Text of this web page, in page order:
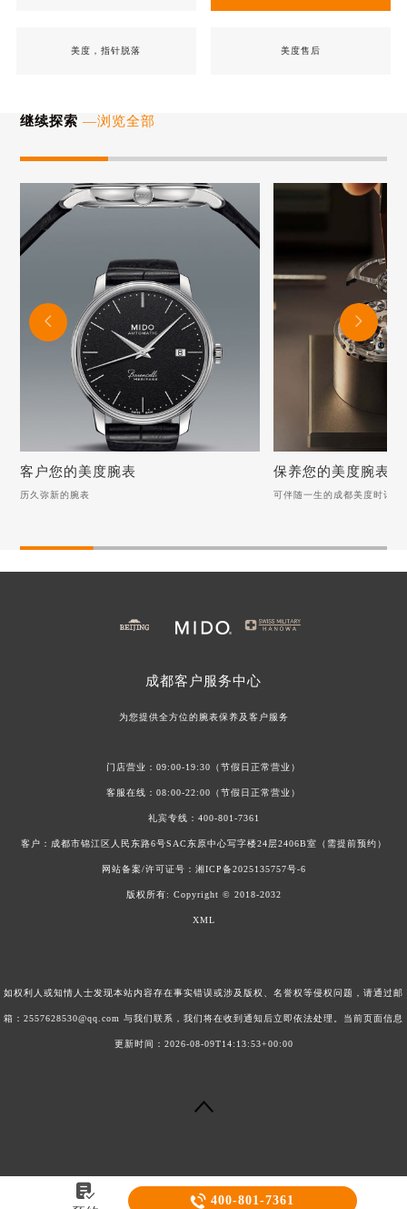
美度，指针脱落 美度售后
继续探索 —浏览全部
历久弥新的腕表
美度手表表蒙起雾：池塘边的专业呵护之道
美度手表表带磨损该如何修复？
客户您的美度腕表
历久弥新的腕表
可伴随一生的成都美度时计
美度手表表蒙保养指南：
保养您的美度腕表
可伴随一生的成都美度时计


成都客户服务中心
为您提供全方位的腕表保养及客户服务
门店营业：09:00-19:30（节假日正常营业）
客服在线：08:00-22:00（节假日正常营业）
礼宾专线： 400-801-7361
客户：成都市锦江区人民东路6号SAC东原中心写字楼24层2406B室（需提前预约）
网站备案/许可证号： 湘ICP备2025135757号-6
版权所有: Copyright © 2018-2032
XML
如权利人或知情人士发现本站内容存在事实错误或涉及版权、名誉权等侵权问题，请通过邮
箱：2557628530@qq.com 与我们联系，我们将在收到通知后立即依法处理。当前页面信息
更新时间：2026-08-09T14:13:53+00:00
  400-801-7361